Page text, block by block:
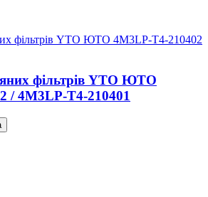
фільтрів YTO ЮТО
/ 4M3LP-T4-210401